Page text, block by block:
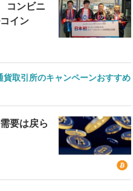
コンビニ
イン
貨取引所のキャンペーンおすすめ
要は戻ら